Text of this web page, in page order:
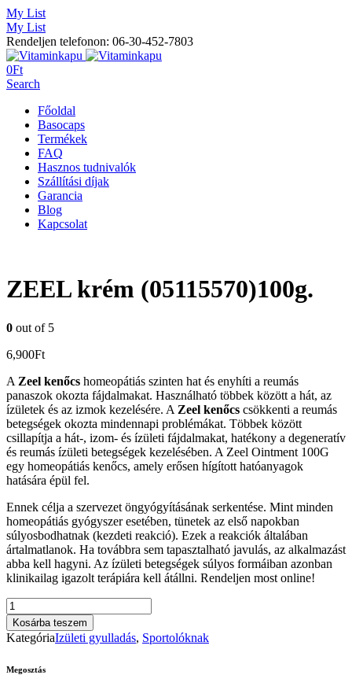
My List
My List
Rendeljen telefonon: 06-30-452-7803
0Ft
Search
Főoldal
Basocaps
Termékek
FAQ
Hasznos tudnivalók
Szállítási díjak
Garancia
Blog
Kapcsolat
ZEEL krém (05115570)100g.
0 out of 5
6,900Ft
A Zeel kenőcs homeopátiás szinten hat és enyhíti a reumás
panaszok okozta fájdalmakat. Használható többek között a hát, az
ízületek és az izmok kezelésére. A Zeel kenőcs csökkenti a reumás
betegségek okozta mindennapi problémákat. Többek között
csillapítja a hát-, izom- és ízületi fájdalmakat, hatékony a degeneratív
és reumás ízületi betegségek kezelésében. A Zeel Ointment 100G
egy homeopátiás kenőcs, amely erősen hígított hatóanyagok
hatására épül fel.
Ennek célja a szervezet öngyógyításának serkentése. Mint minden
homeopátiás gyógyszer esetében, tünetek az első napokban
súlyosbodhatnak (kezdeti reakció). Ezek a reakciók általában
ártalmatlanok. Ha továbbra sem tapasztalható javulás, az alkalmazást
abba kell hagyni. Az ízületi betegségek súlyos formáiban azonban
klinikailag igazolt terápiára kell átállni. Rendeljen most online!
ZEEL
krém
(05115570)100g.
mennyiség
Kosárba teszem
KategóriaIzületi gyulladás, Sportolóknak
Megosztás